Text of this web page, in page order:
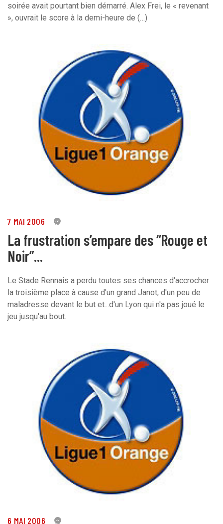
soirée avait pourtant bien démarré. Alex Frei, le « revenant
», ouvrait le score à la demi-heure de (…)
7 MAI 2006 0
La frustration s’empare des “Rouge et
Noir”...
Le Stade Rennais a perdu toutes ses chances d'accrocher
la troisième place à cause d'un grand Janot, d'un peu de
maladresse devant le but et...d'un Lyon qui n'a pas joué le
jeu jusqu'au bout.
6 MAI 2006 0